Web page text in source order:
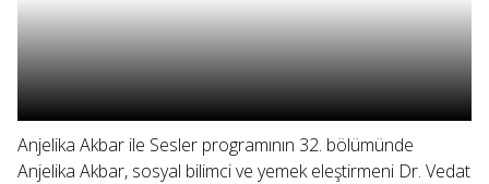
Anjelika Akbar ile Sesler programının 32. bölümünde
Anjelika Akbar, sosyal bilimci ve yemek eleştirmeni Dr. Vedat